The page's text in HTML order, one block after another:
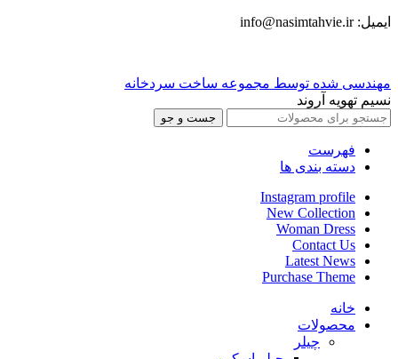
ایمیل: info@nasimtahvie.ir
مهندسی شده توسط مجموعه ساخت سردخانه
نسیم تهویه آروند
جست و جو
فهرست
دسته بندی ها
Instagram profile
New Collection
Woman Dress
Contact Us
Latest News
Purchase Theme
خانه
محصولات
چیلر